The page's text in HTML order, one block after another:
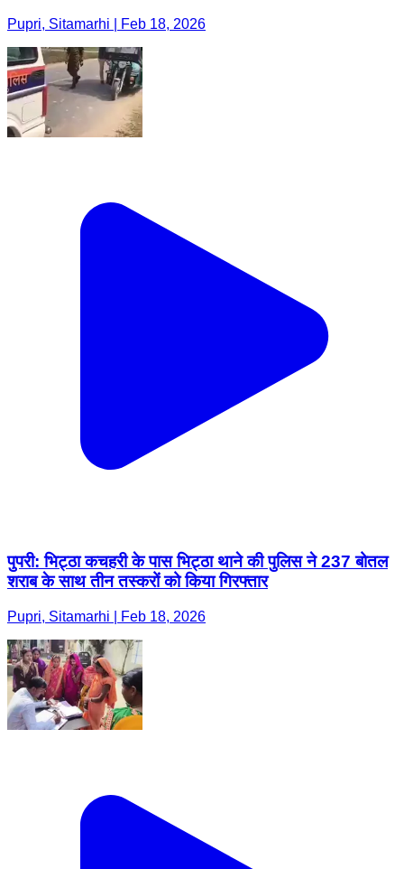
Pupri, Sitamarhi | Feb 18, 2026
पुपरी: भिट्ठा कचहरी के पास भिट्ठा थाने की पुलिस ने 237 बोतल
शराब के साथ तीन तस्करों को किया गिरफ्तार
Pupri, Sitamarhi | Feb 18, 2026